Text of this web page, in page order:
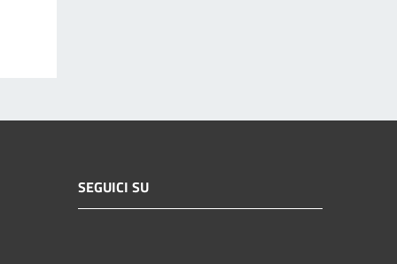
SEGUICI SU